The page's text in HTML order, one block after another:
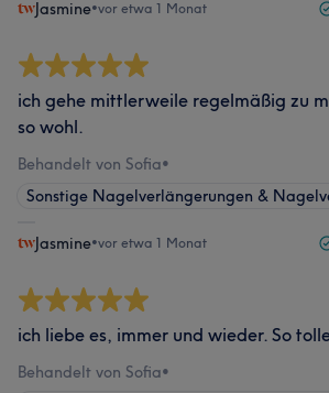
Jasmine•vor etwa 1 Monat
ich gehe mittlerweile regelmäßig zu
so wohl.
Behandelt von Sofia•
Sonstige Nagelverlängerungen &
Jasmine•vor etwa 1 Monat
ich liebe es, immer und wieder. So
Behandelt von Sofia•